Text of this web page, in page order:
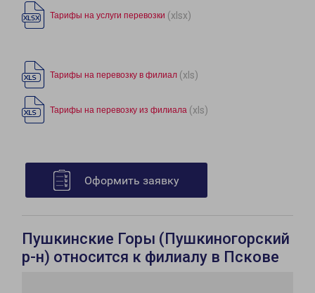
Тарифы на услуги перевозки (xlsx)
Тарифы на перевозку в филиал (xls)
Тарифы на перевозку из филиала (xls)
Оформить заявку
Пушкинские Горы (Пушкиногорский
р-н) относится к филиалу в Пскове